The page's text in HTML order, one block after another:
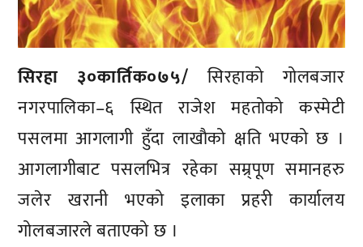
सिरहा ३०कार्तिक०७५/ सिरहाको गोलबजार
नगरपालिका–६ स्थित राजेश महतोको कस्मेटी
पसलमा आगलागी हुँदा लाखाैको क्षति भएको छ ।
आगलागीबाट पसलभित्र रहेका सम्र्पूण समानहरु
जलेर खरानी भएको इलाका प्रहरी कार्यालय
गोलबजारले बताएको छ ।